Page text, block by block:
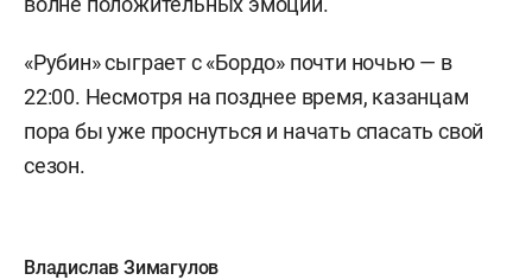
«Рубин» сыграет с «Бордо» почти ночью — в
22:00. Несмотря на позднее время, казанцам
пора бы уже проснуться и начать спасать свой
сезон.
Владислав Зимагулов